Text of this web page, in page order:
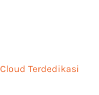
Terdedikasi